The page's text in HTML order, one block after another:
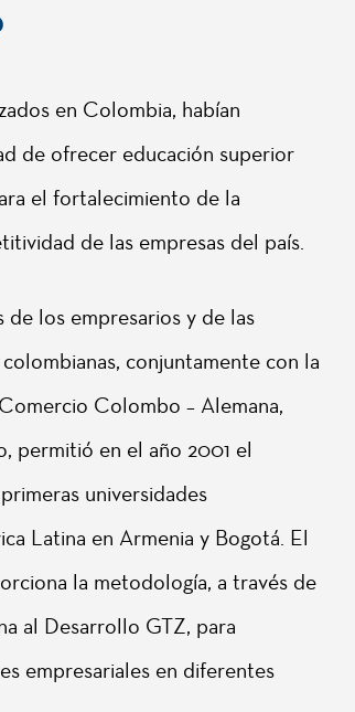
en Colombia, habían
de ofrecer educación superior
el fortalecimiento de la
de las empresas del país.
los empresarios y de las
conjuntamente con la
Colombo – Alemana,
permitió en el año 2001 el
universidades
Latina en Armenia y Bogotá. El
la metodología, a través de
al Desarrollo GTZ, para
empresariales en diferentes